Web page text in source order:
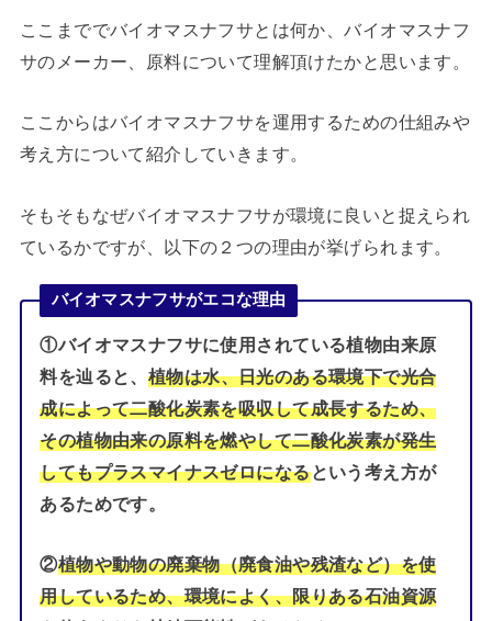
ここまででバイオマスナフサとは何か、バイオマスナフ
サのメーカー、原料について理解頂けたかと思います。
ここからはバイオマスナフサを運用するための仕組みや
考え方について紹介していきます。
そもそもなぜバイオマスナフサが環境に良いと捉えられ
ているかですが、以下の２つの理由が挙げられます。
バイオマスナフサがエコな理由
①バイオマスナフサに使用されている植物由来原
料を辿ると、 植物は水、日光のある環境下で光合
成によって二酸化炭素を吸収して成長するため、
その植物由来の原料を燃やして二酸化炭素が発生
してもプラスマイナスゼロになるという考え方が
あるためです。
②植物や動物の廃棄物（廃食油や残渣など）を使
用しているため、環境によく、限りある石油資源